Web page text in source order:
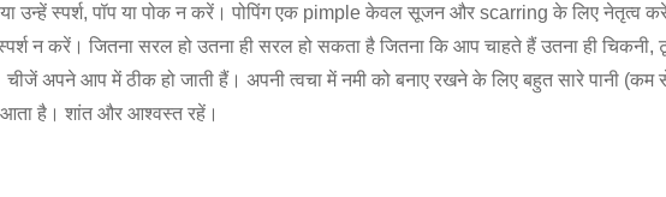
उन्हें स्पर्श, पॉप या पोक न करें। पोपिंग एक pimple केवल सूजन और scarring के लिए नेतृत्व
न करें। जितना सरल हो उतना ही सरल हो सकता है जितना कि आप चाहते हैं उतना ही
अपने आप में ठीक हो जाती हैं। अपनी त्वचा में नमी को बनाए रखने के लिए बहुत सारे पानी
आता है। शांत और आश्वस्त रहें।